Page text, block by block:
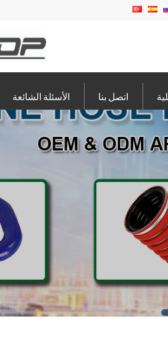
اتصل بنا الأسئلة الشائعة